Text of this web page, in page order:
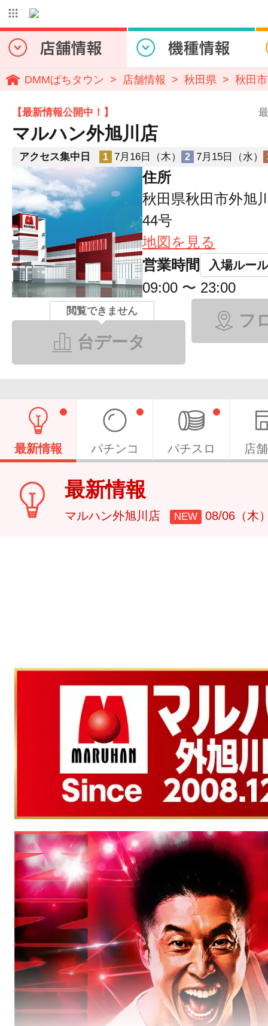
DMMぱちタウン 店舗情報 秋田県 秋田市
【最新情報公開中！】
マルハン外旭川店
アクセス集中日 1 7月16日（木） 2 7月15日（水）
住所
秋田県秋田市外旭
44号
地図を見る
営業時間
入場ルール
09:00 〜 23:00
閲覧できません
台データ
フ
最新情報 パチンコ パチスロ 店
最新情報
マルハン外旭川店 NEW 08/06（木